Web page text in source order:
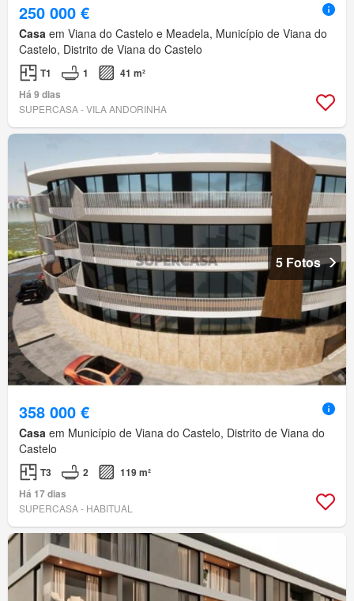
250 000 €
Casa em Viana do Castelo e Meadela, Município de Viana do
Castelo, Distrito de Viana do Castelo
T1 1
41 m²
Há 9 dias
SUPERCASA - VILA ANDORINHA
5 Fotos
358 000 €
Casa em Município de Viana do Castelo, Distrito de Viana do
Castelo
T3 2
119 m²
Há 17 dias
SUPERCASA - HABITUAL